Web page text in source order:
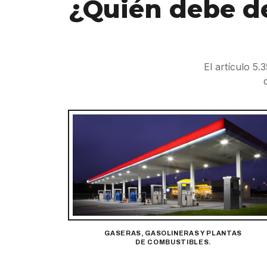
¿Quién debe
El artículo
GASERAS, GASOLINERAS Y PLANTAS
DE COMBUSTIBLES.